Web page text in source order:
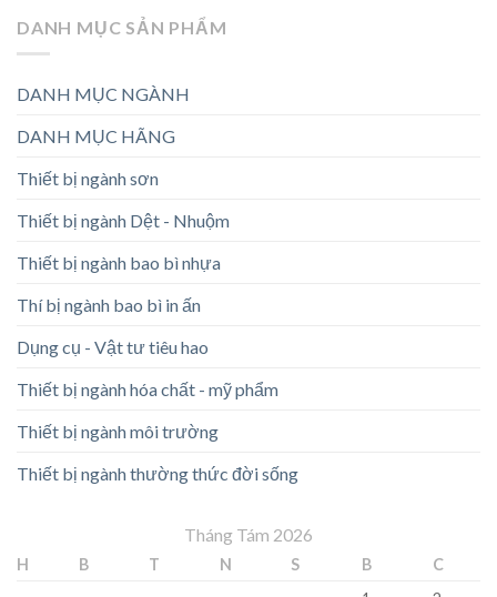
DANH MỤC SẢN PHẨM
DANH MỤC NGÀNH
DANH MỤC HÃNG
Thiết bị ngành sơn
Thiết bị ngành Dệt - Nhuộm
Thiết bị ngành bao bì nhựa
Thí bị ngành bao bì in ấn
Dụng cụ - Vật tư tiêu hao
Thiết bị ngành hóa chất - mỹ phẩm
Thiết bị ngành môi trường
Thiết bị ngành thường thức đời sống
Tháng Tám 2026
H B T N S B
C